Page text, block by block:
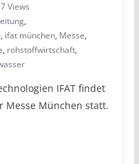
Views
,
, ifat münchen, Messe,
, rohstoffwirtschaft,
IFAT findet
Messe München statt.